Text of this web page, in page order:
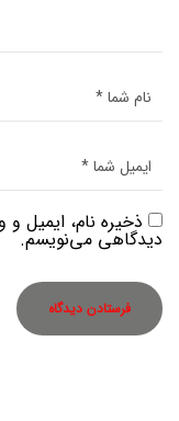
ذخیره نام، ایمیل
دیدگاهی می‌نویسم.